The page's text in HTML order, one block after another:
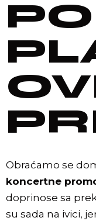
Obraćamo se
koncertne
doprinose sa
su sada na ivici,